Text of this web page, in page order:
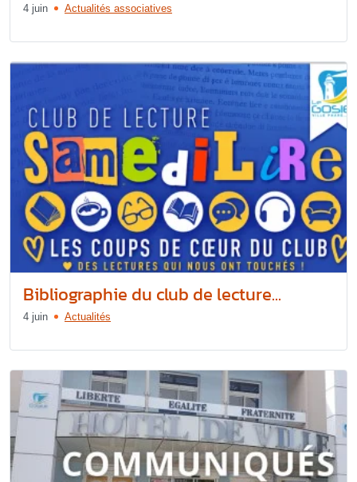
4 juin Actualités associatives
Bibliographie du club de lecture...
4 juin Actualités